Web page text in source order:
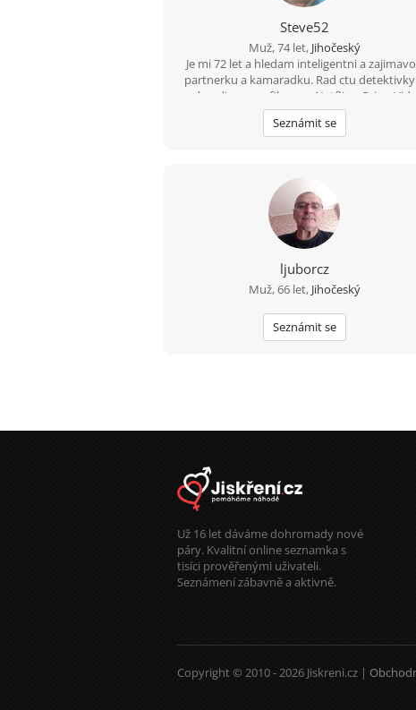
Steve52
Muž, 74 let, Jihočeský
Je mi 72 let a hledam inteligentni a
partnerku a kamaradku. Rad ctu detektivky
rad se divam na filmy na Netflix a
Zajimam se mimo jine o moderni dejiny a cizi
jazyky. Jeste trochu prekladam a soukrome
www.patenttranslator.wordpress.com.
Seznámit se
ljuborcz
Muž, 66 let, Jihočeský
Seznámit se
Už 16 let dáváme dohromady nové
páry. Kvalitní online seznamka s
tisíci prověřenými uživateli.
Seznámení zábavně a aktivně.
Copyright © 2010 - 2026 Jiskreni.cz |